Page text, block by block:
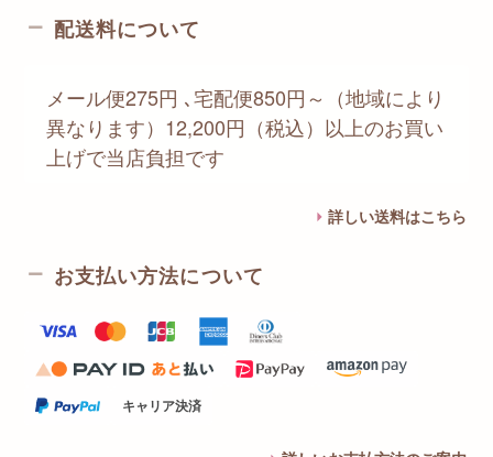
配送料について
メール便275円 ､宅配便850円～（地域により
異なります）12,200円（税込）以上のお買い
上げで当店負担です
詳しい送料はこちら
お支払い方法について
キャリア決済